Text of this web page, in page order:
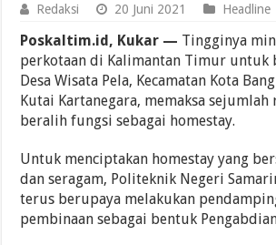
Redaksi 20 Juni 2021 Headline
Poskaltim.id, Kukar — Tingginya
perkotaan di Kalimantan Timur untuk
Desa Wisata Pela, Kecamatan Kota
Kutai Kartanegara, memaksa sejumlah
beralih fungsi sebagai homestay.
Untuk menciptakan homestay yang
dan seragam, Politeknik Negeri
terus berupaya melakukan
pembinaan sebagai bentuk